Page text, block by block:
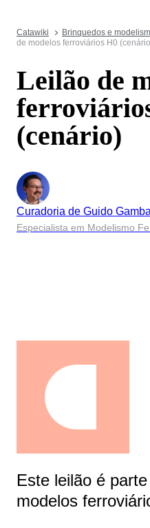
Catawiki Brinquedos e
de modelos ferroviários H0
Leilão de
(cenário)
Curadoria de Guido Gamba
Especialista em Modelismo
Este leilão é
modelos